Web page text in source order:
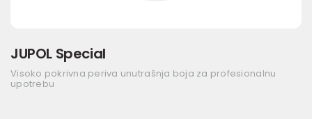
JUPOL Special
Visoko pokrivna periva unutrašnja boja za profesionalnu
upotrebu